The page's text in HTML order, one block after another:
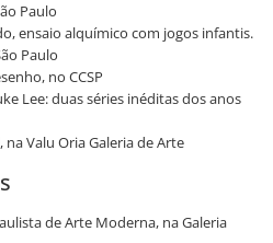
Paulo
ensaio alquímico com jogos infantis.
Paulo
no CCSP
Lee: duas séries inéditas dos anos
na Valu Oria Galeria de Arte
de Arte Moderna, na Galeria